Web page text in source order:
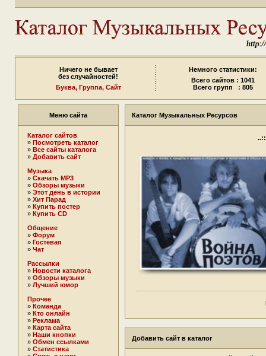
Ничего не бывает
без случайностей!
Буква, Группа, Сайт
Немного статистики:
Всего сайтов : 1041
Всего групп : 805
Каталог Музыкальных Ресурсов
Добавить сайт в каталог
Меню сайта
Каталог сайтов
» Посмотреть каталог
» Все сайты каталога
» Добавить сайт
Музыка
» Скачать MP3
» Обзоры музыки
» Этот день в истории
» Хит Парад
» Купить постер
» Купить CD
Общение
» Форум
» Гостевая
» Чат
Рассылки
» Новости каталога
» Обзоры музыки
» Лучший юмор
Прочее
» Команда
» Кто онлайн
» Реклама
» Карта сайта
» Наши кнопки
» Обмен ссылками
» Статистика